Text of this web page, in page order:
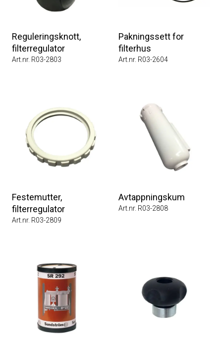
Reguleringsknott,
filterregulator
Art.nr. R03-2803
Pakningssett for
filterhus
Art.nr. R03-2604
Festemutter,
filterregulator
Art.nr. R03-2809
Avtappningskum
Art.nr. R03-2808